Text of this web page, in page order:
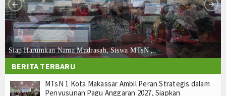
Umum
Madrasah
Humas
Kurikulum
OSIM
Siap Harumkan Nama Madrasah, Siswa MTsN ,..
BERITA TERBARU
MTsN 1 Kota Makassar Ambil Peran Strategis dalam
Penyusunan Pagu Anggaran 2027, Siapkan